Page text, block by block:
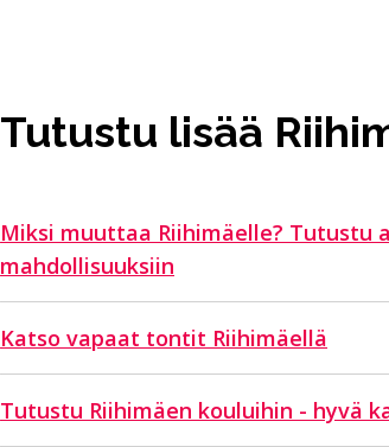
Tutustu lisää
Miksi muuttaa Riihimäelle? Tutustu
mahdollisuuksiin
Katso vapaat tontit Riihimäellä
Tutustu Riihimäen kouluihin - hyvä